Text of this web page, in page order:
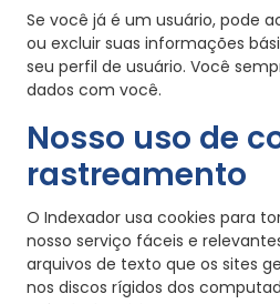
Se você já é um usuário, pode
ou excluir suas informações
seu perfil de usuário. Você
dados com você.
Nosso uso de
rastreamento
O Indexador usa cookies para
nosso serviço fáceis e
arquivos de texto que os sites
nos discos rígidos dos